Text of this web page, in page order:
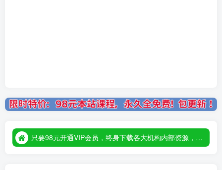
只要98元开通VIP会员，终身下载各大机构内部资源，一站式草根创业基地，最新最强网赚教程大全，小投入，大回报！
只要98元开通VIP会员，终身下载各大机构内部资源，一站式草根创业基地，最新最强网赚教程大全，小投入，大回报！